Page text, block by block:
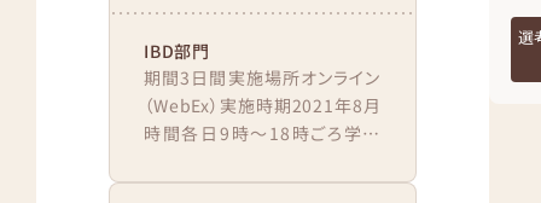
IBD部門
期間3日間実施場所オンライン
（WebEx）実施時期2021年8月
時間各日9時〜18時ごろ学生
の人数各班に1人メンターがつ
選